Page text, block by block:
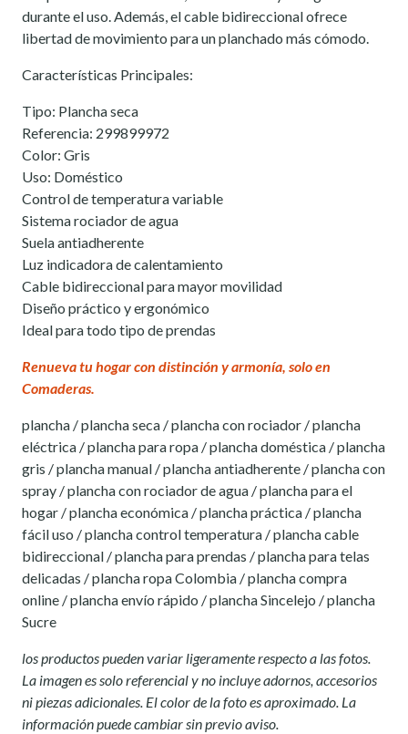
durante el uso. Además, el cable bidireccional ofrece
libertad de movimiento para un planchado más cómodo.
Características Principales:
Tipo: Plancha seca
Referencia: 299899972
Color: Gris
Uso: Doméstico
Control de temperatura variable
Sistema rociador de agua
Suela antiadherente
Luz indicadora de calentamiento
Cable bidireccional para mayor movilidad
Diseño práctico y ergonómico
Ideal para todo tipo de prendas
Renueva tu hogar con distinción y armonía, solo en
Comaderas.
plancha / plancha seca / plancha con rociador / plancha
eléctrica / plancha para ropa / plancha doméstica / plancha
gris / plancha manual / plancha antiadherente / plancha con
spray / plancha con rociador de agua / plancha para el
hogar / plancha económica / plancha práctica / plancha
fácil uso / plancha control temperatura / plancha cable
bidireccional / plancha para prendas / plancha para telas
delicadas / plancha ropa Colombia / plancha compra
online / plancha envío rápido / plancha Sincelejo / plancha
Sucre
los productos pueden variar ligeramente respecto a las fotos.
La imagen es solo referencial y no incluye adornos, accesorios
ni piezas adicionales. El color de la foto es aproximado. La
información puede cambiar sin previo aviso.